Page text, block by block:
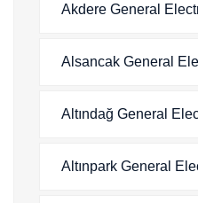
Akdere General
Alsancak General
Altındağ General
Altınpark General